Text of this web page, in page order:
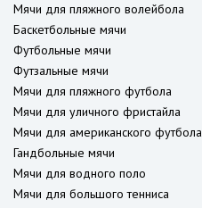
Мячи для пляжного волейбола
Баскетбольные мячи
Футбольные мячи
Футзальные мячи
Мячи для пляжного футбола
Мячи для уличного фристайла
Мячи для американского футбола
Гандбольные мячи
Мячи для водного поло
Мячи для большого тенниса